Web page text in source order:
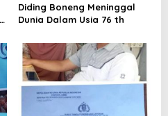
Diding Boneng Meninggal
Dunia Dalam Usia 76 th